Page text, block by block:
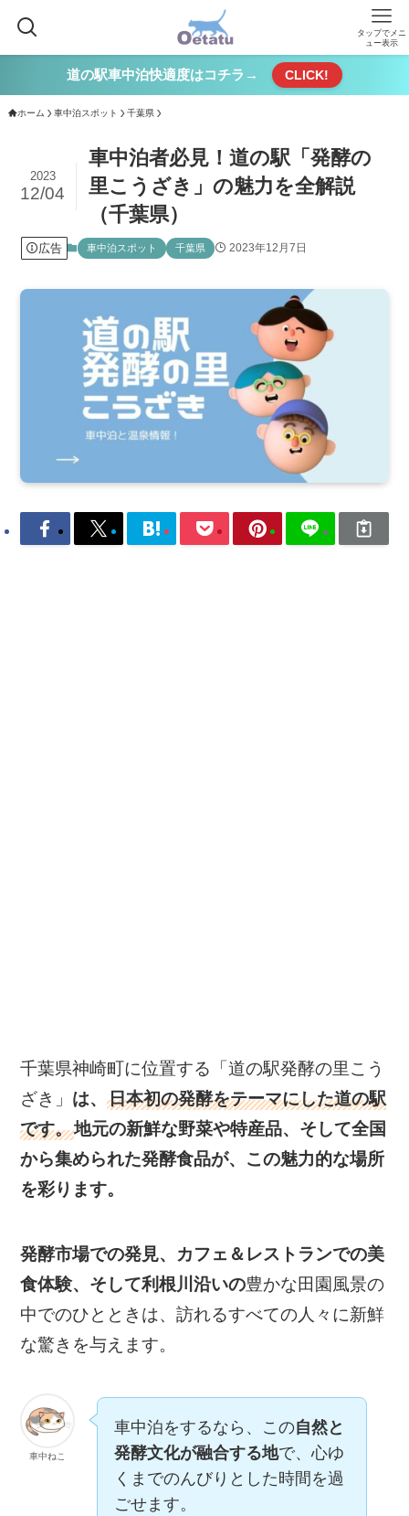
タップでメニ
ュー表示
道の駅車中泊快適度はコチラ→ CLICK!
ホーム 車中泊スポット 千葉県
車中泊者必見！道の駅「発酵の
里こうざき」の魅力を全解説
（千葉県）
2023
12/04
広告 車中泊スポット 千葉県 2023年12月7日
千葉県神崎町に位置する「道の駅発酵の里こう
ざき」 は、日本初の発酵をテーマにした道の駅
です。地元の新鮮な野菜や特産品、そして全国
から集められた発酵食品が、この魅力的な場所
を彩ります。
発酵市場での発見、カフェ＆レストランでの美
食体験、そして利根川沿いの豊かな田園風景の
中でのひとときは、訪れるすべての人々に新鮮
な驚きを与えます。
車中ねこ
車中泊をするなら、この自然と
発酵文化が融合する地で、心ゆ
くまでのんびりとした時間を過
ごせます。